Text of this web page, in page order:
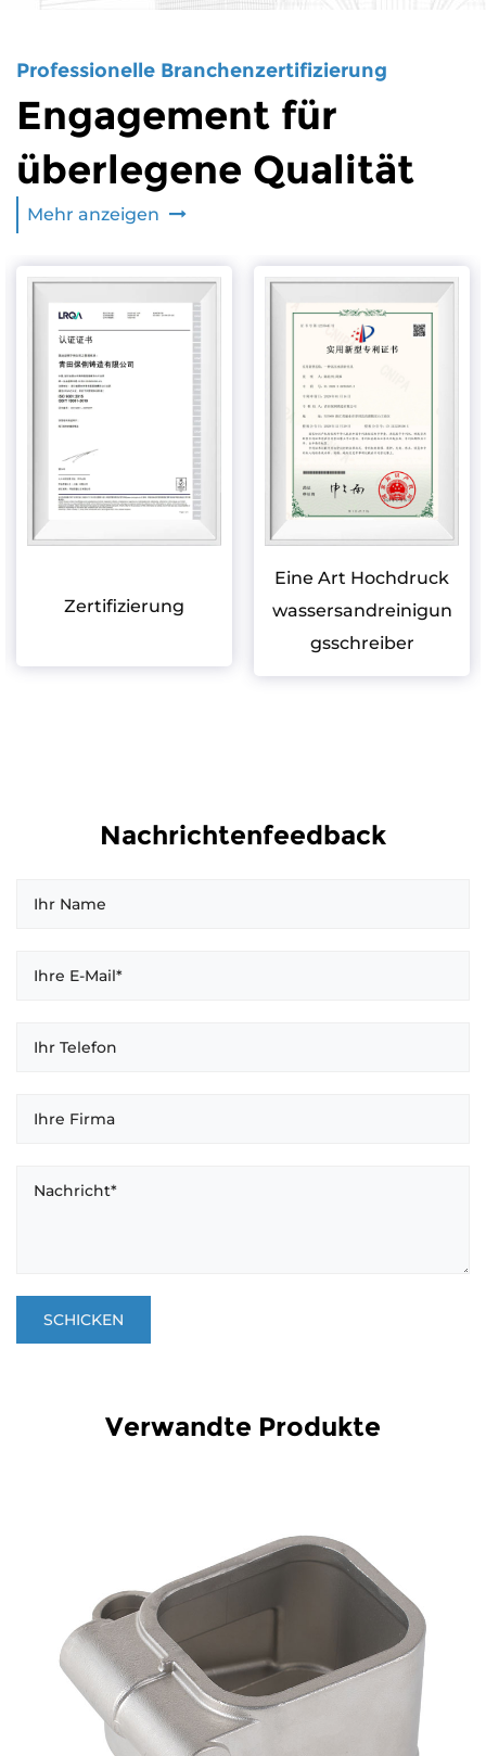
Professionelle Branchenzertifizierung
Engagement für
überlegene Qualität
Mehr anzeigen
Zertifizierung
Eine Art Hochdruck
wassersandreinigun
gsschreiber
Nachrichtenfeedback
Verwandte Produkte